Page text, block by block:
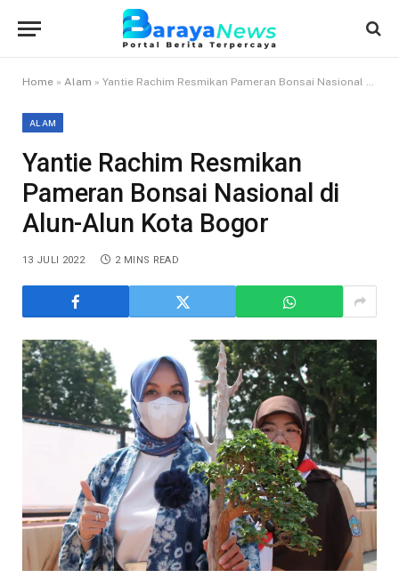
Home » Alam » Yantie Rachim Resmikan Pameran Bonsai Nasional di Alun-Alun Kota Bogor
ALAM
Yantie Rachim Resmikan
Pameran Bonsai Nasional di
Alun-Alun Kota Bogor
13 JULI 2022 2 MINS READ